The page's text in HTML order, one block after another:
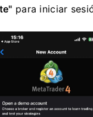
para iniciar